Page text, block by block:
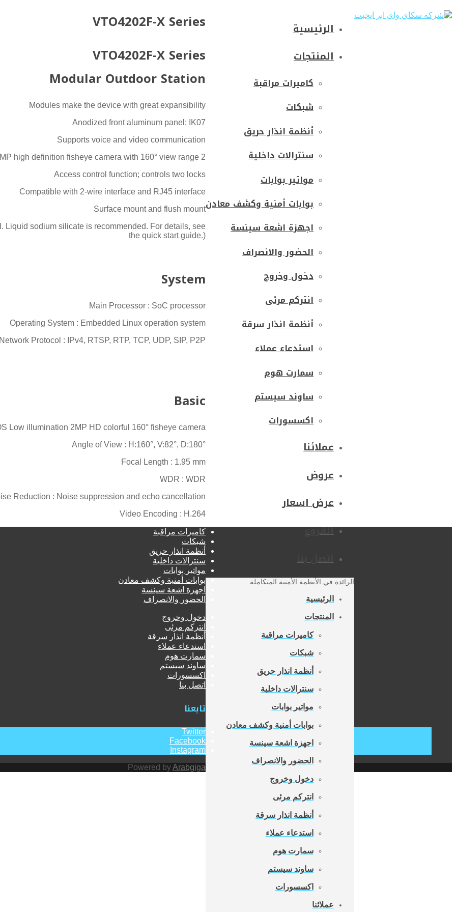
الرئيسية
المنتجات
كاميرات مراقبة
شبكات
أنظمة انذار حريق
سنترالات داخلية
مواتير بوابات
بوابات أمنية وكشف معادن
اجهزة اشعة سينسة
الحضور والانصراف
دخول وخروج
انتركم مرئى
أنظمة انذار سرقة
استدعاء عملاء
سمارت هوم
ساوند سيستم
اكسسورات
عملائنا
عروض
عرض اسعار
الفروع
اتصل بنا
الرائدة في الأنظمة الأمنية المتكاملة
الرئيسية
المنتجات
كاميرات مراقبة
شبكات
أنظمة انذار حريق
سنترالات داخلية
مواتير بوابات
بوابات أمنية وكشف معادن
اجهزة اشعة سينسة
الحضور والانصراف
دخول وخروج
انتركم مرئى
أنظمة انذار سرقة
استدعاء عملاء
سمارت هوم
ساوند سيستم
اكسسورات
عملائنا
VTO4202F-X Series
VTO4202F-X Series
Modular Outdoor Station
Modules make the device with great expansibility
Anodized front aluminum panel; IK07
Supports voice and video communication
2 MP high definition fisheye camera with 160° view range
Access control function; controls two locks
Compatible with 2-wire interface and RJ45 interface
Surface mount and flush mount
sodium silicate is recommended. For details, see
the quick start guide.)
System
Main Processor : SoC processor
Operating System : Embedded Linux operation system
Protocol : IPv4, RTSP, RTP, TCP, UDP, SIP, P2P
Basic
Low illumination 2MP HD colorful 160° fisheye camera
Angle of View : H:160°, V:82°, D:180°
Focal Length : 1.95 mm
WDR : WDR
Reduction : Noise suppression and echo cancellation
Video Encoding : H.264
كاميرات مراقبة
شبكات
أنظمة انذار حريق
سنترالات داخلية
مواتير بوابات
بوابات أمنية وكشف معادن
اجهزة اشعة سينسة
الحضور والانصراف
دخول وخروج
انتركم مرئى
أنظمة انذار سرقة
استدعاء عملاء
سمارت هوم
ساوند سيستم
اكسسورات
اتصل بنا
تابعنا
Twitter
Facebook
Instagram
Powered byArabgiga